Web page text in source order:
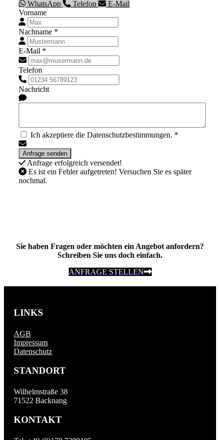
WhatsApp Telefon
E-Mail
Vorname
Nachname *
E-Mail *
Telefon
Nachricht
Ich akzeptiere die Datenschutzbestimmungen. *
Anfrage erfolgreich versendet!
Es ist ein Fehler aufgetreten! Versuchen Sie es später
nochmal.
Sie haben Fragen oder möchten ein Angebot anfordern?
Schreiben Sie uns doch einfach.
ANFRAGE STELLEN
LINKS
AGB
Impressum
Datenschutz
STANDORT
Wilhelmstraße 38
71522 Backnang
KONTAKT